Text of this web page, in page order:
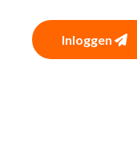
Inloggen